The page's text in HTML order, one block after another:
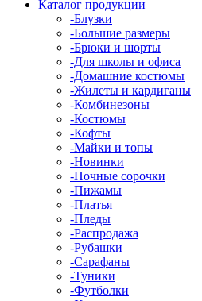
Каталог продукции
-Блузки
-Большие размеры
-Брюки и шорты
-Для школы и офиса
-Домашние костюмы
-Жилеты и кардиганы
-Комбинезоны
-Костюмы
-Кофты
-Майки и топы
-Новинки
-Ночные сорочки
-Пижамы
-Платья
-Пледы
-Распродажа
-Рубашки
-Сарафаны
-Туники
-Футболки